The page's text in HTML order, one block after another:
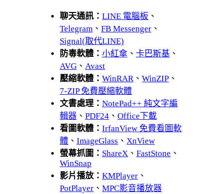
聊天通訊： LINE 電腦板 、
Telegram 、 FB Messenger 、
Signal(取代LINE)
防毒軟體： 小紅傘 、 卡巴斯基 、
AVG 、 Avast
壓縮軟體： WinRAR、 WinZIP 、
7-ZIP 免費壓縮軟體
文書處理： NotePad++ 純文字編
輯器 、 PDF24 、 Office下載
看圖軟體： IrfanView 免費看圖軟
體 、 ImageGlass 、 XnView
螢幕抓圖： ShareX 、 FastStone 、
WinSnap
影片播放： KMPlayer 、
PotPlayer 、 MPC影音播放器